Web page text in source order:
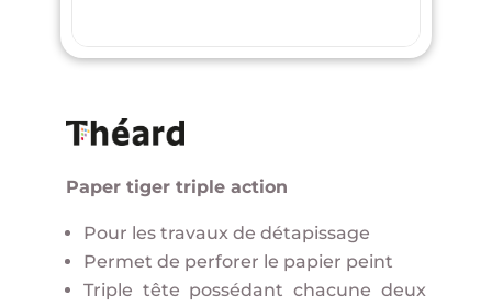
Paper tiger triple action
Pour les travaux de détapissage
Permet de perforer le papier peint
Triple tête possédant chacune deux